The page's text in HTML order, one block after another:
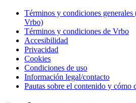
Términos y condiciones generales
Vrbo)
Términos y condiciones de Vrbo
Accesibilidad
Privacidad
Cookies
Condiciones de uso
Información legal/contacto
Pautas sobre el contenido y cómo